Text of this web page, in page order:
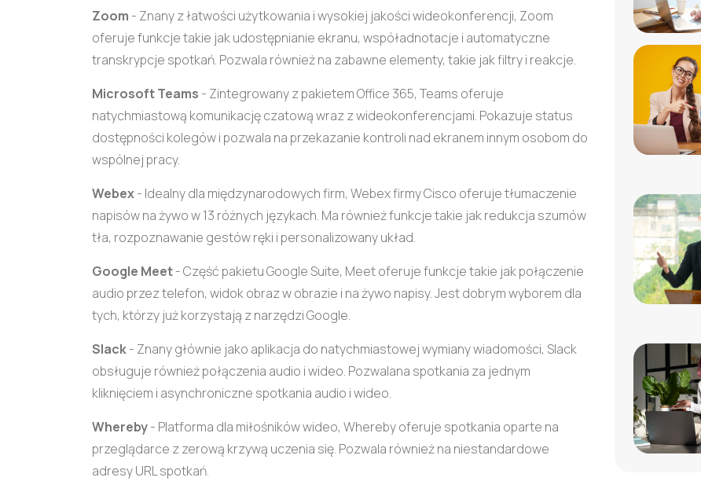
Zoom - Znany z łatwości użytkowania i wysokiej jakości wideokonferencji, Zoom
oferuje funkcje takie jak udostępnianie ekranu, współadnotacje i automatyczne
transkrypcje spotkań. Pozwala również na zabawne elementy, takie jak filtry i reakcje.
Microsoft Teams - Zintegrowany z pakietem Office 365, Teams oferuje
natychmiastową komunikację czatową wraz z wideokonferencjami. Pokazuje status
dostępności kolegów i pozwala na przekazanie kontroli nad ekranem innym osobom do
wspólnej pracy.
Webex- Idealny dla międzynarodowych firm, Webex firmy Cisco oferuje tłumaczenie
napisów na żywo w 13 różnych językach. Ma również funkcje takie jak redukcja szumów
tła, rozpoznawanie gestów ręki i personalizowany układ.
Google Meet- Część pakietu Google Suite, Meet oferuje funkcje takie jak połączenie
audio przez telefon, widok obraz w obrazie i na żywo napisy. Jest dobrym wyborem dla
tych, którzy już korzystają z narzędzi Google.
Slack- Znany głównie jako aplikacja do natychmiastowej wymiany wiadomości, Slack
obsługuje również połączenia audio i wideo. Pozwalana spotkania za jednym
kliknięciem i asynchroniczne spotkania audio i wideo.
Whereby- Platforma dla miłośników wideo, Whereby oferuje spotkania oparte na
przeglądarce z zerową krzywą uczenia się. Pozwala również na niestandardowe
adresy URL spotkań.